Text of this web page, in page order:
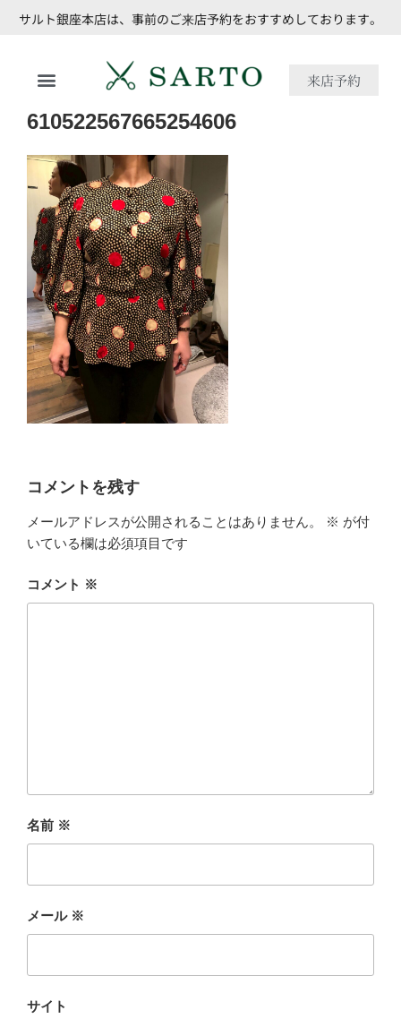
サルト銀座本店は、事前のご来店予約をおすすめしております。
来店予約
610522567665254606
コメントを残す
メールアドレスが公開されることはありません。 ※ が付
いている欄は必須項目です
コメント ※
名前 ※
メール ※
サイト